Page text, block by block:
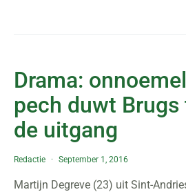
Drama:
pech duwt
de uitgang
Redactie September 1, 2016
Martijn Degreve (23) uit Sint-